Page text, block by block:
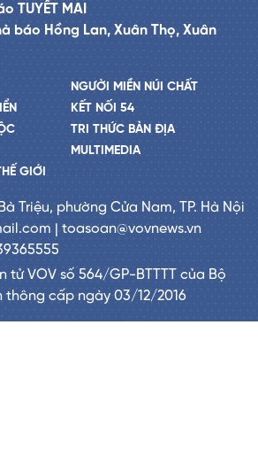
TUYẾT MAI
báo Hồng Lan, Xuân Thọ, Xuân
GIỚI
NGƯỜI MIỀN NÚI CHẤT
KẾT NỐI 54
TRI THỨC BẢN ĐỊA
MULTIMEDIA
Triệu, phường Cửa Nam, TP. Hà Nội
| toasoan@vovnews.vn
tử VOV số 564/GP-BTTTT của Bộ
thông cấp ngày 03/12/2016